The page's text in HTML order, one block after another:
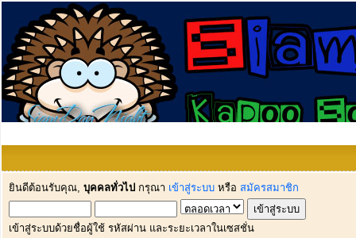
ยินดีต้อนรับคุณ, บุคคลทั่วไป กรุณา เข้าสู่ระบบ หรือ สมัครสมาชิก
เข้าสู่ระบบด้วยชื่อผู้ใช้ รหัสผ่าน และระยะเวลาในเซสชั่น